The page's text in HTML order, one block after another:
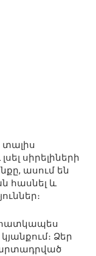
տալիս
սիրելիների
ասում են
հասնել և
հատկապես
Ձեր